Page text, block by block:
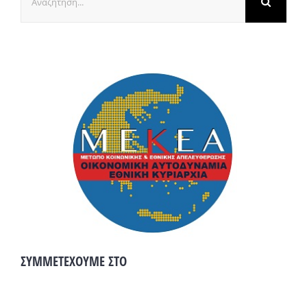
για:
ΣΥΜΜΕΤΕΧΟΥΜΕ ΣΤΟ